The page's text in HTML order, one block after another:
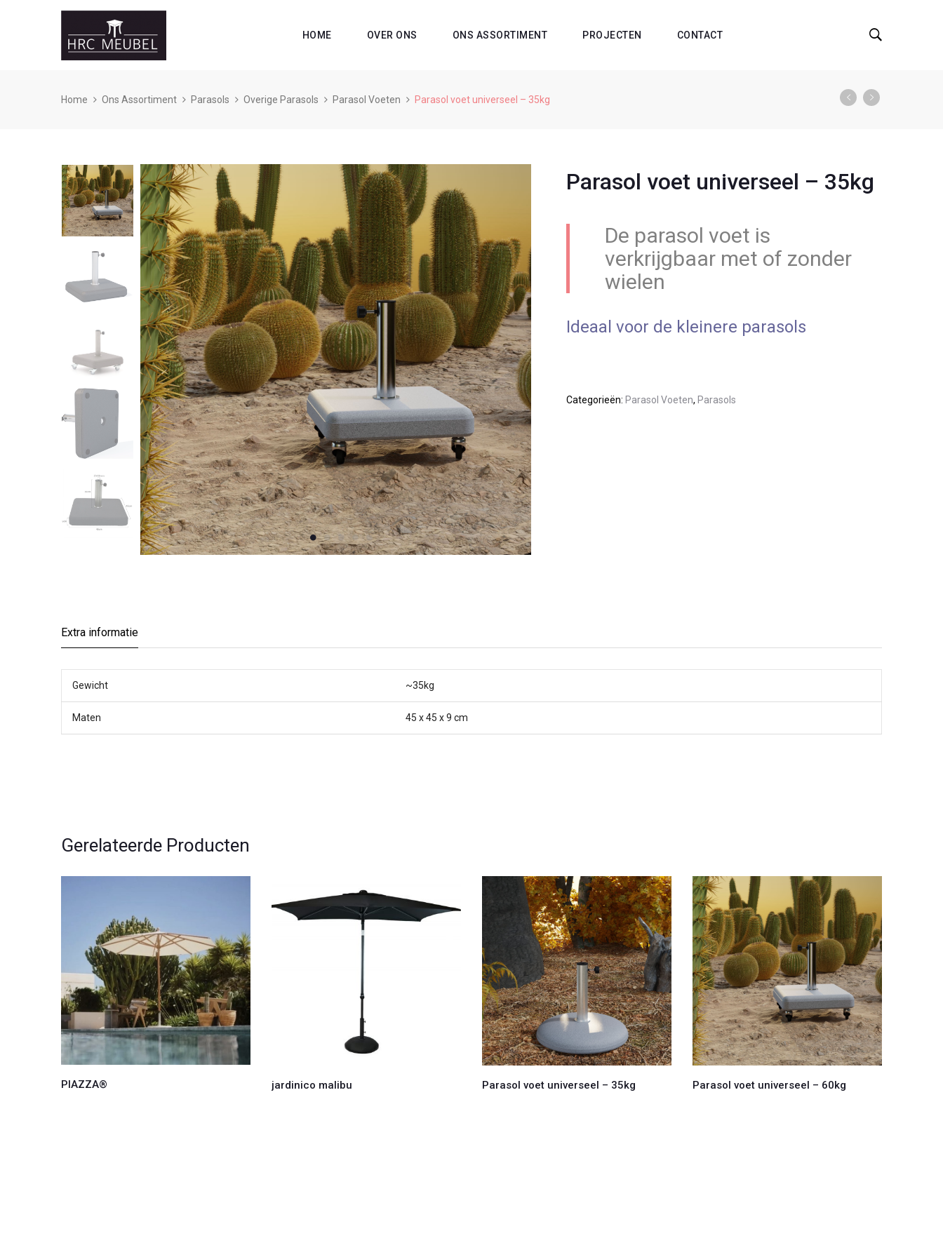
HOME OVER ONS ONS ASSORTIMENT PROJECTEN CONTACT
Home Ons Assortiment Parasols Overige Parasols Parasol Voeten Parasol voet universeel – 35kg
Parasol voet universeel – 35kg
De parasol voet is
verkrijgbaar met of zonder
wielen
Ideaal voor de kleinere parasols
Categorieën: Parasol Voeten, Parasols
Extra informatie
Gewicht ~35kg
Maten 45 x 45 x 9 cm
Gerelateerde Producten
PIAZZA® jardinico malibu Parasol voet universeel – 35kg Parasol voet universeel – 60kg